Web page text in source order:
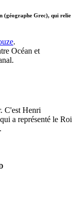
(géographe Grec), qui relie
.
Océan et
C'est Henri
a représenté le Roi